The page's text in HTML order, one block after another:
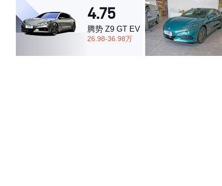
4.75
腾势 Z9 GT EV
26.98-36.98万